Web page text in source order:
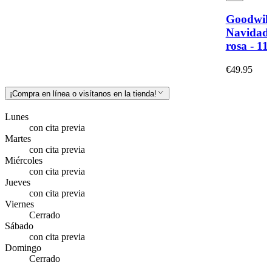
Navidad
rosa -
€49.95
¡Compra en línea o visítanos en la tienda!
Lunes
con cita previa
Martes
con cita previa
Miércoles
con cita previa
Jueves
con cita previa
Viernes
Cerrado
Sábado
con cita previa
Domingo
Cerrado